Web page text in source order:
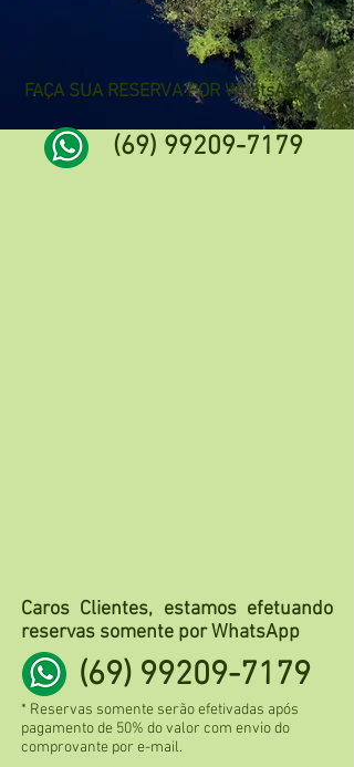
FAÇA SUA RESERVA POR WhatsApp
(69) 99209-7179
Caros Clientes, estamos efetuando
reservas somente por WhatsApp
(69) 99209-7179
* Reservas somente serão efetivadas após
pagamento de 50% do valor com envio do
comprovante por e-mail.